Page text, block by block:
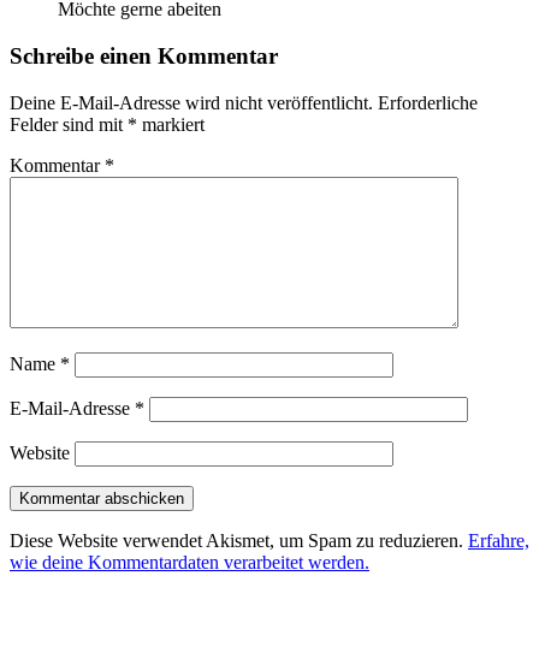
Möchte gerne abeiten
Schreibe einen Kommentar
Deine E-Mail-Adresse wird nicht veröffentlicht. Erforderliche
Felder sind mit * markiert
Kommentar *
Name *
E-Mail-Adresse *
Website
Diese Website verwendet Akismet, um Spam zu reduzieren. Erfahre,
wie deine Kommentardaten verarbeitet werden.